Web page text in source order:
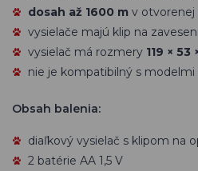
dosah až 1600 m v otvorenej
vysielače majú klip na
vysielač má rozmery 119 × 53
nie je kompatibilný s
Obsah balenia:
diaľkový vysielač s klipom na
2 batérie AA 1,5 V